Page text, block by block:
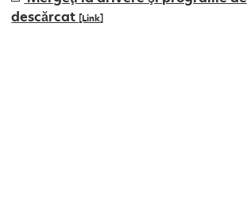
descărcat [Link]